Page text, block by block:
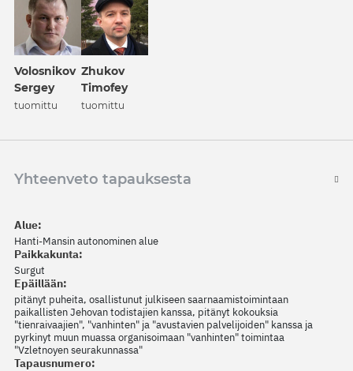
Volosnikov
Sergey
tuomittu
Zhukov
Timofey
tuomittu
Yhteenveto tapauksesta
Alue:
Hanti-Mansin autonominen alue
Paikkakunta:
Surgut
Epäillään:
pitänyt puheita, osallistunut julkiseen saarnaamistoimintaan
paikallisten Jehovan todistajien kanssa, pitänyt kokouksia
"tienraivaajien", "vanhinten" ja "avustavien palvelijoiden" kanssa ja
pyrkinyt muun muassa organisoimaan "vanhinten" toimintaa
"Vzletnoyen seurakunnassa"
Tapausnumero: